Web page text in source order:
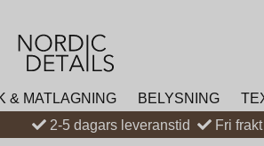
& MATLAGNING BELYSNING
2-5 dagars leveranstid Fri